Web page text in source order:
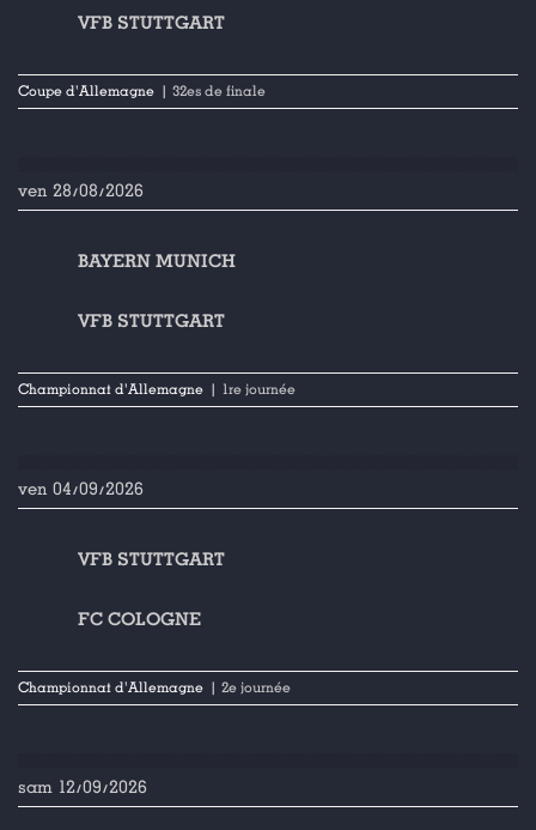
VFB STUTTGART
Coupe d'Allemagne | 32es de finale
ven 28/08/2026
BAYERN MUNICH
VFB STUTTGART
Championnat d'Allemagne | 1re journée
ven 04/09/2026
VFB STUTTGART
FC COLOGNE
Championnat d'Allemagne | 2e journée
sam 12/09/2026